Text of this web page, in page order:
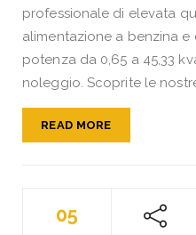
professionale di elevata
alimentazione a benzina e
potenza da 0,65 a 45,33
noleggio. Scoprite le
READ MORE
05